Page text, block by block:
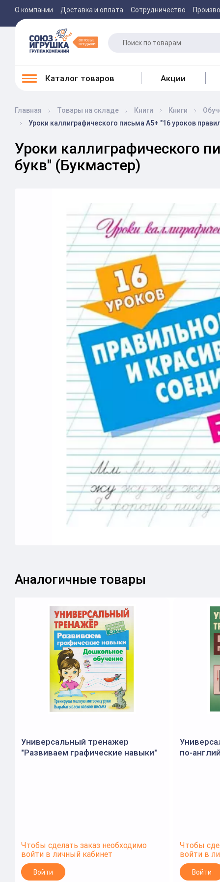
О компании Доставка и оплата Сотрудничество
Каталог товаров Акции
Главная Товары на складе Книги Книги
Уроки каллиграфического письма А5+ "16 уроков
Уроки каллиграфического
букв" (Букмастер)
Аналогичные товары
Универсальный тренажер
"Развиваем графические навыки"
Чтобы сделать заказ необходимо
войти в личный кабинет
Войти
по-
Чтобы
войти в
Войти